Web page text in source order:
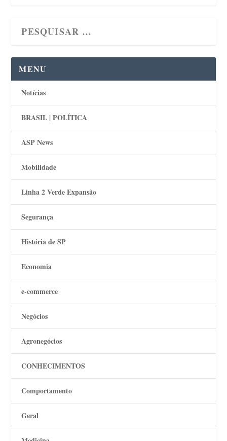
MENU
Notícias
BRASIL | POLÍTICA
ASP News
Mobilidade
Linha 2 Verde Expansão
Segurança
História de SP
Economia
e-commerce
Negócios
Agronegócios
CONHECIMENTOS
Comportamento
Geral